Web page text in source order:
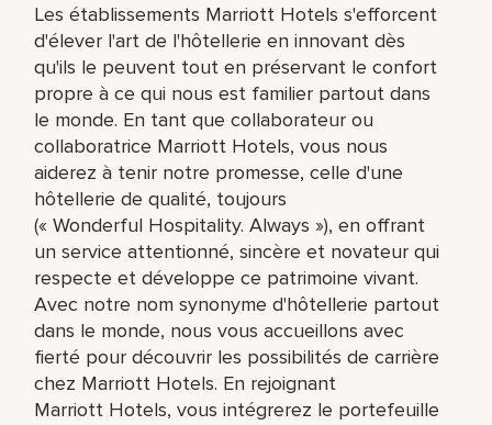
Les établissements Marriott Hotels s'efforcent
d'élever l'art de l'hôtellerie en innovant dès
qu'ils le peuvent tout en préservant le confort
propre à ce qui nous est familier partout dans
le monde. En tant que collaborateur ou
collaboratrice Marriott Hotels, vous nous
aiderez à tenir notre promesse, celle d'une
hôtellerie de qualité, toujours
(« Wonderful Hospitality. Always »), en offrant
un service attentionné, sincère et novateur qui
respecte et développe ce patrimoine vivant.
Avec notre nom synonyme d'hôtellerie partout
dans le monde, nous vous accueillons avec
fierté pour découvrir les possibilités de carrière
chez Marriott Hotels. En rejoignant
Marriott Hotels, vous intégrerez le portefeuille